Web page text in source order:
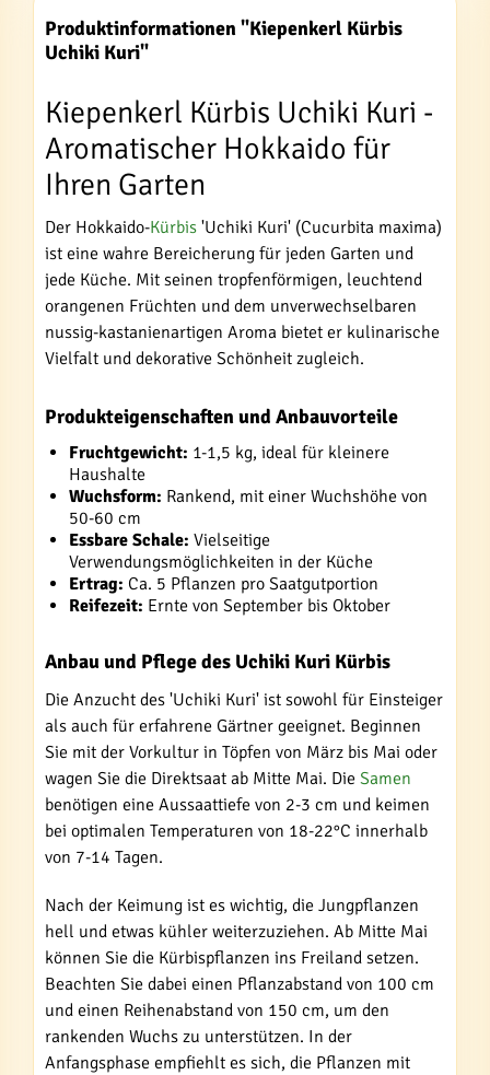
Produktinformationen "Kiepenkerl Kürbis
Uchiki Kuri"
Kiepenkerl Kürbis Uchiki Kuri -
Aromatischer Hokkaido für
Ihren Garten
Der Hokkaido-Kürbis 'Uchiki Kuri' (Cucurbita maxima)
ist eine wahre Bereicherung für jeden Garten und
jede Küche. Mit seinen tropfenförmigen, leuchtend
orangenen Früchten und dem unverwechselbaren
nussig-kastanienartigen Aroma bietet er kulinarische
Vielfalt und dekorative Schönheit zugleich.
Produkteigenschaften und Anbauvorteile
Fruchtgewicht: 1-1,5 kg, ideal für kleinere
Haushalte
Wuchsform: Rankend, mit einer Wuchshöhe von
50-60 cm
Essbare Schale: Vielseitige
Verwendungsmöglichkeiten in der Küche
Ertrag: Ca. 5 Pflanzen pro Saatgutportion
Reifezeit: Ernte von September bis Oktober
Anbau und Pflege des Uchiki Kuri Kürbis
Die Anzucht des 'Uchiki Kuri' ist sowohl für Einsteiger
als auch für erfahrene Gärtner geeignet. Beginnen
Sie mit der Vorkultur in Töpfen von März bis Mai oder
wagen Sie die Direktsaat ab Mitte Mai. Die Samen
benötigen eine Aussaattiefe von 2-3 cm und keimen
bei optimalen Temperaturen von 18-22°C innerhalb
von 7-14 Tagen.
Nach der Keimung ist es wichtig, die Jungpflanzen
hell und etwas kühler weiterzuziehen. Ab Mitte Mai
können Sie die Kürbispflanzen ins Freiland setzen.
Beachten Sie dabei einen Pflanzabstand von 100 cm
und einen Reihenabstand von 150 cm, um den
rankenden Wuchs zu unterstützen. In der
Anfangsphase empfiehlt es sich, die Pflanzen mit